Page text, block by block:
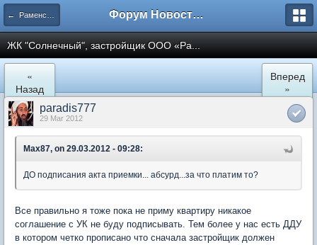
← Раменское Форум Новостройки
ЖК "Солнечный", застройщик ООО «Ра...
«
Назад
Вперед
»
paradis777
29 Mar 2012
Max87, on 29.03.2012 - 09:28:
ДО подписания акта приемки... абсурд...за что платим то?
Все правильно я тоже пока не приму квартиру никакое
соглашение с УК не буду подписывать. Тем более у нас есть ДДУ
в котором четко прописано что сначала застройщик должен